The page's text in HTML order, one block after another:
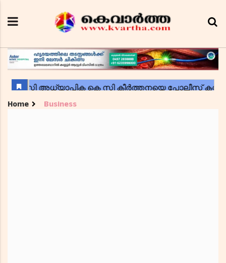
Home Business